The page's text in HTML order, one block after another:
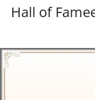
Hall of